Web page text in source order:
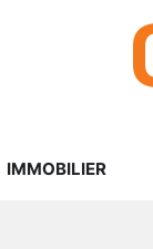
IMMOBILIER